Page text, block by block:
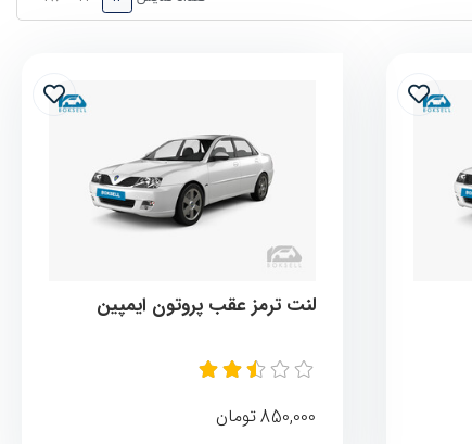
لنت ترمز عقب پروتون ایمپین
850,000تومان